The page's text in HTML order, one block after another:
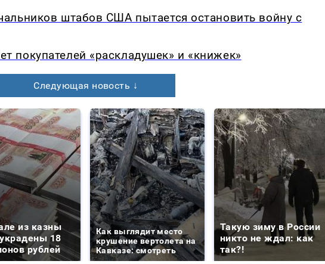
штабов США пытается остановить войну с
покупателей «раскладушек» и «книжек»
Следующая новость ↓
из казны
18
рублей
Как выглядит место
крушение вертолета на
Кавказе: смотреть
Такую зиму в России
никто не ждал: как
так?!